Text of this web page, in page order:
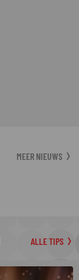
MEER NIEUWS
ALLE TIPS